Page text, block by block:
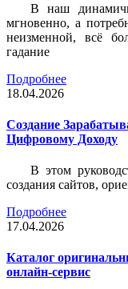
В наш
мгновенно, а
неизменной, всё
гадание
Подробнее
18.04.2026
Создание
Цифровому Доходу
В этом
создания сайтов,
Подробнее
17.04.2026
Каталог
онлайн-сервис